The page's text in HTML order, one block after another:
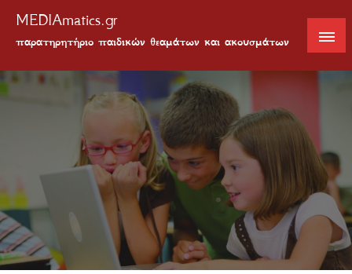
MEDIAmatics.gr
παρατηρητήριο παιδικών θεαμάτων και ακουσμάτων